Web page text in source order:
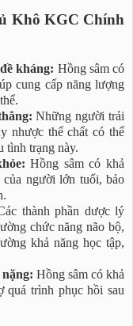
Khô KGC Chính
kháng: Hồng sâm có
cung cấp năng lượng
Những người trải
nhược thể chất có thể
tình trạng này.
Hồng sâm có khả
người lớn tuổi, bảo
thành phần dược lý
chức năng não bộ,
khả năng học tập,
Hồng sâm có khả
quá trình phục hồi sau